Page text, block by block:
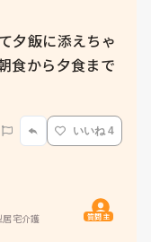
夕飯に添えちゃ
食から夕食まで
いいね 4
宅介護 質問主